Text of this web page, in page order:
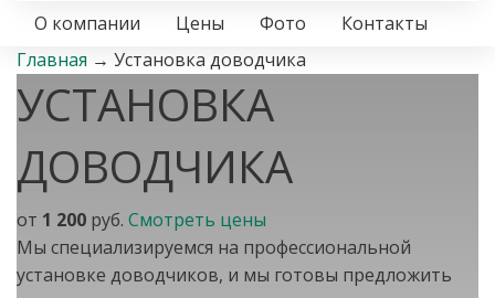
О компании
Цены Фото
Контакты
Главная → Установка доводчика
УСТАНОВКА
ДОВОДЧИКА
от 1 200 руб. Смотреть цены
Мы специализируемся на профессиональной
установке доводчиков, и мы готовы предложить